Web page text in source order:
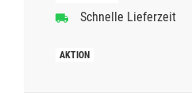
Schnelle Lieferzeit